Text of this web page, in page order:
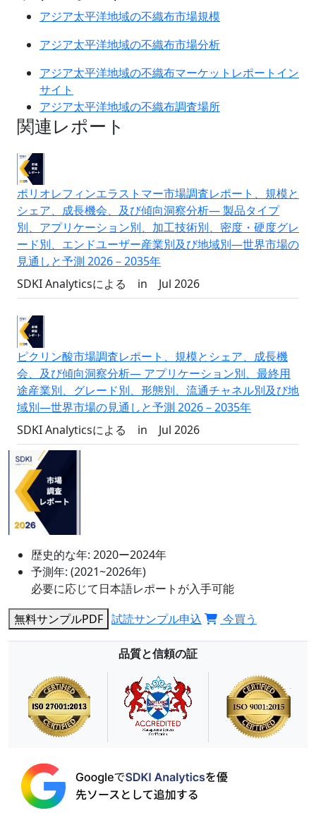
アジア太平洋地域の不織布市場規模
アジア太平洋地域の不織布市場分析
アジア太平洋地域の不織布マーケットレポートイン
サイト
アジア太平洋地域の不織布調査場所
関連レポート
ポリオレフィンエラストマー市場調査レポート、規模と
シェア、成長機会、及び傾向洞察分析― 製品タイプ
別、アプリケーション別、加工技術別、密度・硬度グレ
ード別、エンドユーザー産業別及び地域別―世界市場の
見通しと予測 2026－2035年
SDKI Analyticsによる
in Jul 2026
ピクリン酸市場調査レポート、規模とシェア、成長機
会、及び傾向洞察分析― アプリケーション別、最終用
途産業別、グレード別、形態別、流通チャネル別及び地
域別―世界市場の見通しと予測 2026－2035年
SDKI Analyticsによる
in Jul 2026
歴史的な年: 2020ー2024年
予測年: (2021~2026年)
必要に応じて日本語レポートが入手可能
無料サンプルPDF 試読サンプル申込 今買う
品質と信頼の証